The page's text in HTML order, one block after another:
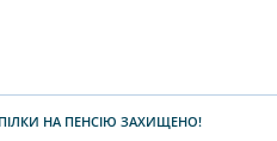
НА ПЕНСІЮ ЗАХИЩЕНО!